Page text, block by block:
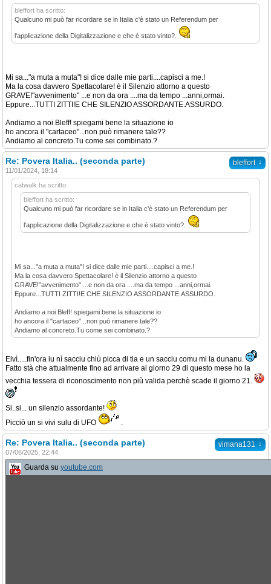
bleffort ha scritto:
Qualcuno mi può far ricordare se in Italia c'è stato un Referendum per
l'applicazione della Digitalizzazione e che è stato vinto?.
Mi sa..."a muta a muta"! si dice dalle mie parti....capisci a me.!
Ma la cosa davvero Spettacolare! è il Silenzio attorno a questo
GRAVE!"avvenimento" ...e non da ora ....ma da tempo ...anni,ormai.
Eppure...TUTTI ZITTI!E CHE SILENZIO ASSORDANTE.ASSURDO.
Andiamo a noi Bleff! spiegami bene la situazione io
ho ancora il "cartaceo"...non può rimanere tale??
Andiamo al concreto.Tu come sei combinato.?
bleffort ↓
Re: Povera Italia.. (seconda parte)
11/01/2024, 18:14
catwalk ha scritto:
bleffort ha scritto:
Qualcuno mi può far ricordare se in Italia c'è stato un Referendum per
l'applicazione della Digitalizzazione e che è stato vinto?.
Mi sa..."a muta a muta"! si dice dalle mie parti....capisci a me.!
Ma la cosa davvero Spettacolare! è il Silenzio attorno a questo
GRAVE!"avvenimento" ...e non da ora ....ma da tempo ...anni,ormai.
Eppure...TUTTI ZITTI!E CHE SILENZIO ASSORDANTE.ASSURDO.
Andiamo a noi Bleff! spiegami bene la situazione io
ho ancora il "cartaceo"...non può rimanere tale??
Andiamo al concreto.Tu come sei combinato.?
Elvì.....fin'ora iu nì sacciu chiù picca di tia e un sacciu comu mi la dunanu.
Fatto stà che attualmente fino ad arrivare al giorno 29 di questo mese ho la
vecchia tessera di riconoscimento non più valida perchè scade il giorno 21.
Si..si... un silenzio assordante!
Picciò un si vivi sulu di UFO
.
vimana131 ↓
Re: Povera Italia.. (seconda parte)
07/06/2025, 22:44
Guarda su youtube.com